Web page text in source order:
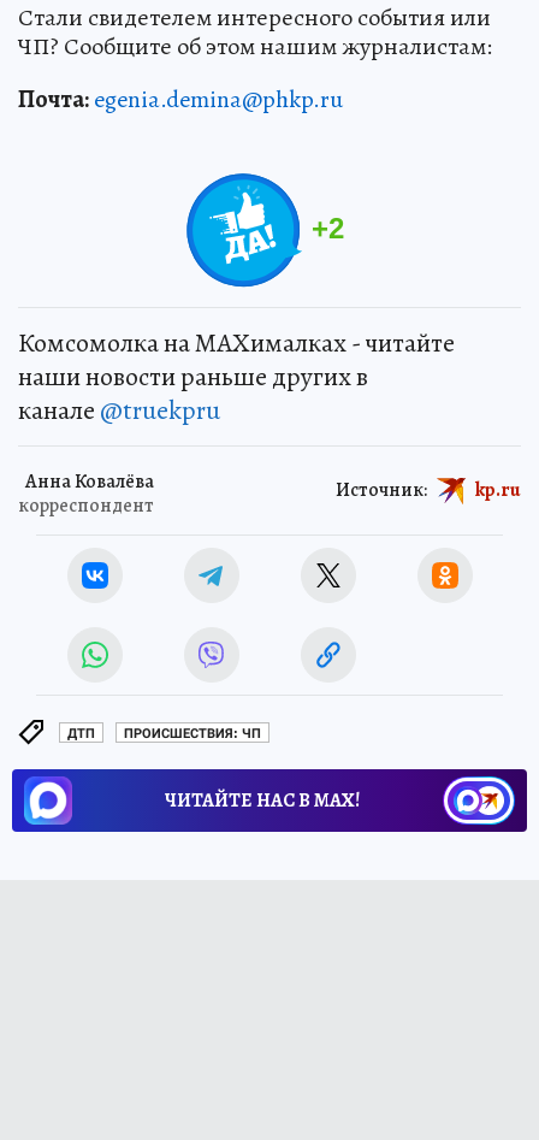
Стали свидетелем интересного события или
ЧП? Сообщите об этом нашим журналистам:
Почта:egenia.demina@phkp.ru
+2
Комсомолка на MAXималках - читайте
наши новости раньше других в
канале @truekpru
Анна Ковалёва
корреспондент
Источник: kp.ru
ДТП ПРОИСШЕСТВИЯ: ЧП
ЧИТАЙТЕ НАС В МАХ!